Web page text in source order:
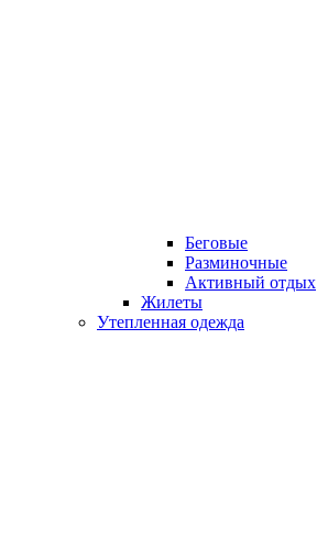
Беговые
Разминочные
Активный отдых
Жилеты
Утепленная одежда